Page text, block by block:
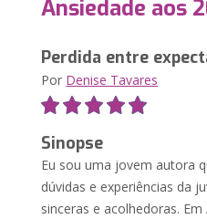
Ansiedade aos
Perdida entre
Por Denise Tavares
Sinopse
Eu sou uma jovem autora
dúvidas e experiências da
sinceras e acolhedoras.